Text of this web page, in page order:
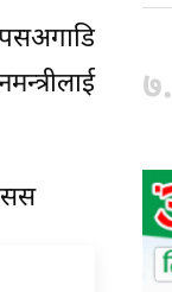
७.